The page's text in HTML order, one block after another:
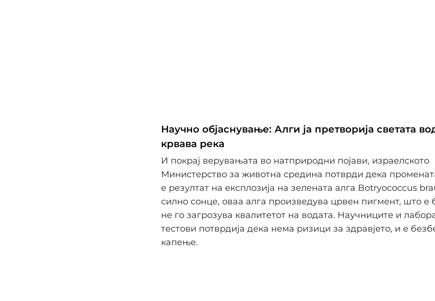
Научно објаснување: Алги ја претворија светата
крвава река
И покрај верувањата во натприродни појави, израелското
Министерство за животна средина потврди дека
е резултат на експлозија на зелената алга Botryococcus
силно сонце, оваа алга произведува црвен пигмент, што е
не го загрозува квалитетот на водата. Научниците и
тестови потврдија дека нема ризици за здравјето, и е
капење.